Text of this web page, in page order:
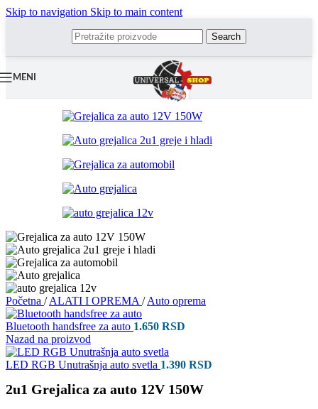
Skip to navigation Skip to main content
Search
MENI
Početna / ALATI I OPREMA / Auto oprema
Bluetooth handsfree za auto 1.650 RSD
Nazad na proizvod
LED RGB Unutrašnja auto svetla 1.390 RSD
2u1 Grejalica za auto 12V 150W